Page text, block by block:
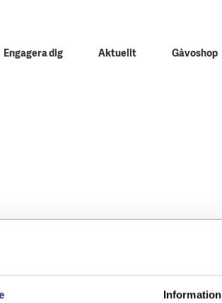
Information
Engagera dig Aktuellt Gåvoshop